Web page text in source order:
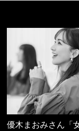
優木まおみさん「